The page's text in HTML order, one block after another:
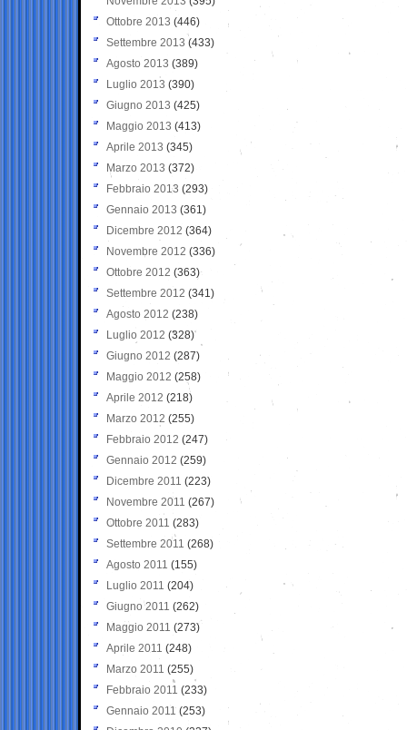
Ottobre 2013 (446)
Settembre 2013 (433)
Agosto 2013 (389)
Luglio 2013 (390)
Giugno 2013 (425)
Maggio 2013 (413)
Aprile 2013 (345)
Marzo 2013 (372)
Febbraio 2013 (293)
Gennaio 2013 (361)
Dicembre 2012 (364)
Novembre 2012 (336)
Ottobre 2012 (363)
Settembre 2012 (341)
Agosto 2012 (238)
Luglio 2012 (328)
Giugno 2012 (287)
Maggio 2012 (258)
Aprile 2012 (218)
Marzo 2012 (255)
Febbraio 2012 (247)
Gennaio 2012 (259)
Dicembre 2011 (223)
Novembre 2011 (267)
Ottobre 2011 (283)
Settembre 2011 (268)
Agosto 2011 (155)
Luglio 2011 (204)
Giugno 2011 (262)
Maggio 2011 (273)
Aprile 2011 (248)
Marzo 2011 (255)
Febbraio 2011 (233)
Gennaio 2011 (253)